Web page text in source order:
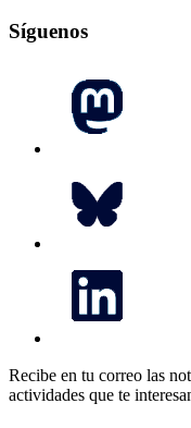
Síguenos
Recibe en tu correo las
actividades que te